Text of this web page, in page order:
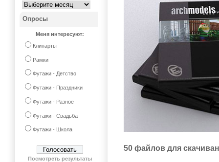
50 файлов для
Опросы
Меня интересуют:
Клипарты
Рамки
Футажи - Детство
Футажи - Праздники
Футажи - Разное
Футажи - Свадьба
Футажи - Школа
Посмотреть результаты